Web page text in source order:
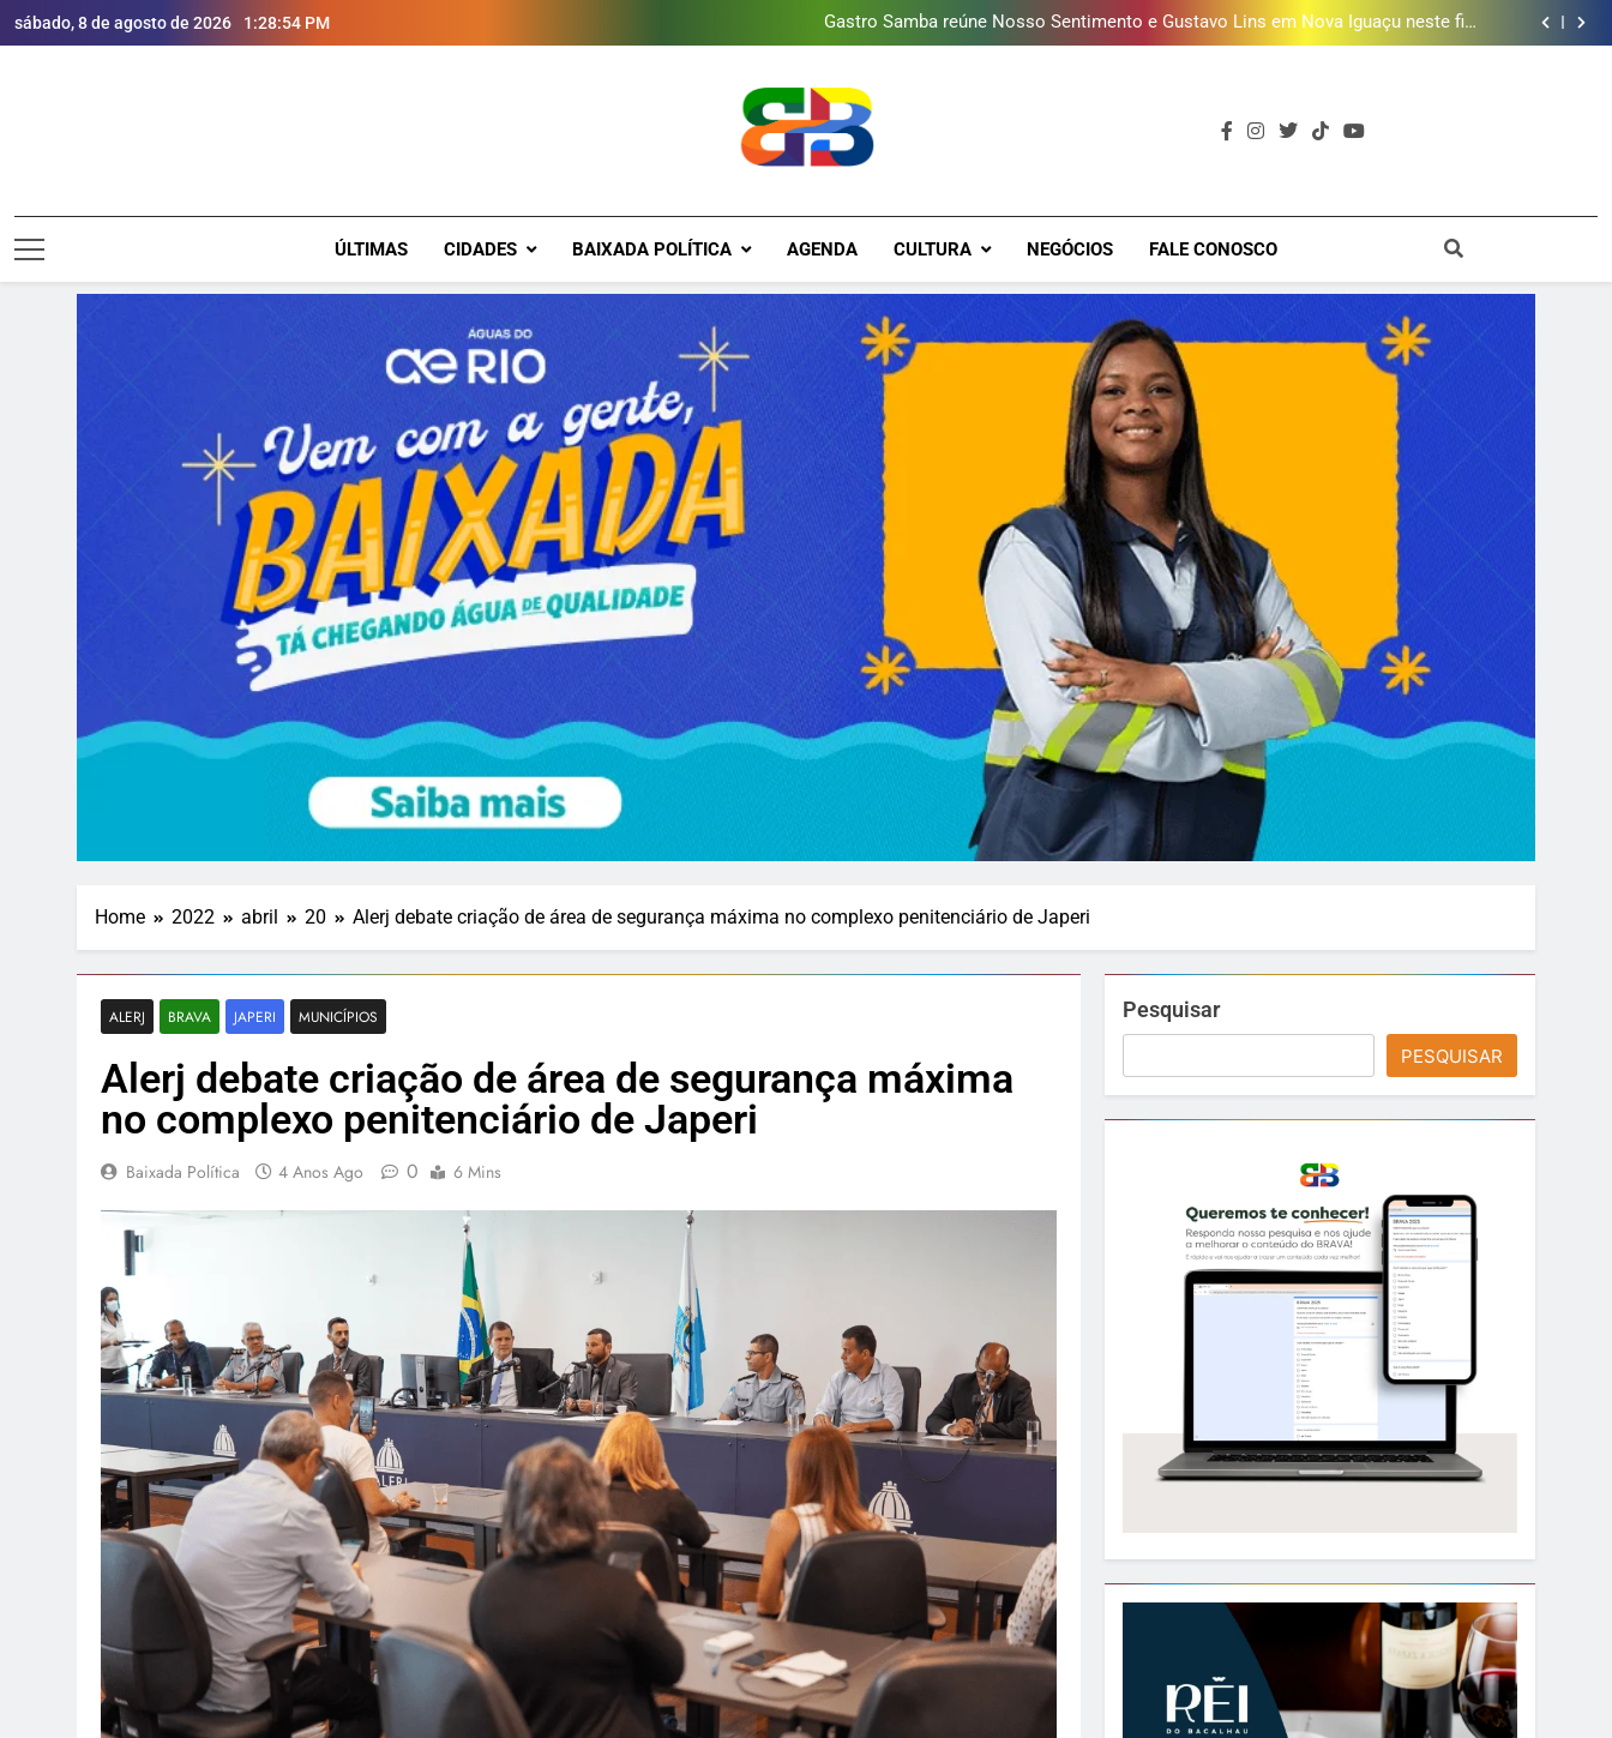
sábado, 8 de agosto de 2026 1:28:55 PM
de semana
Shopping Grande Rio sorteia MacBook e oferece vinho em campanha de Dia dos
Pais
Obra garante a preservação de 190 milhões de litros de água por ano na Baixada
Gastro Samba reúne Nosso Sentimento e Gustavo Lins em Nova Iguaçu neste fim
Shopping Grande Rio sorteia MacBook e oferece vinho em campanha de Dia dos
Obra garante a preservação de 190 milhões de litros de água por ano na Baixada
Brava Baixada
ÚLTIMAS CIDADES BAIXADA POLÍTICA AGENDA CULTURA NEGÓCIOS FALE CONOSCO
Home 2022 abril 20 Alerj debate criação de área de segurança máxima no complexo penitenciário de Japeri
ALERJ BRAVA JAPERI MUNICÍPIOS
Alerj debate criação de área de segurança máxima
no complexo penitenciário de Japeri
Baixada Política 4 Anos Ago 0 6 Mins
Pesquisar
PESQUISAR